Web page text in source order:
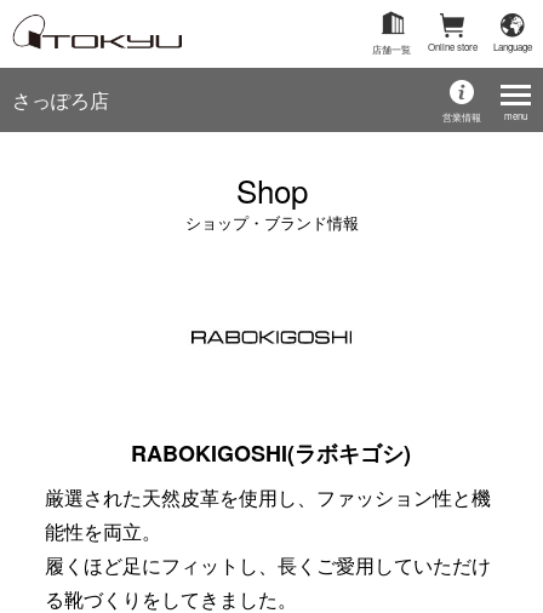
Language
Online store
店舗一覧
さっぽろ店
営業情報
Shop
ショップ・ブランド情報
RABOKIGOSHI(ラボキゴシ)
厳選された天然皮革を使用し、ファッション性と機
能性を両立。
履くほど足にフィットし、長くご愛用していただけ
る靴づくりをしてきました。
menu